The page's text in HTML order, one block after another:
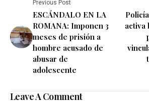
Previous Post
ESCÁNDALO EN LA
ROMANA: Imponen 3
meses de prisión a
hombre acusado de
abusar de
adolescente
activa
Leave A Comment